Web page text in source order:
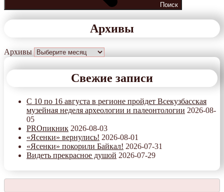
Поиск
Архивы
Архивы
Свежие записи
С 10 по 16 августа в регионе пройдет Всекузбасская
музейная неделя археологии и палеонтологии 2026-08-
05
PROпикник 2026-08-03
«Ясенки» вернулись! 2026-08-01
«Ясенки» покорили Байкал! 2026-07-31
Видеть прекрасное душой 2026-07-29